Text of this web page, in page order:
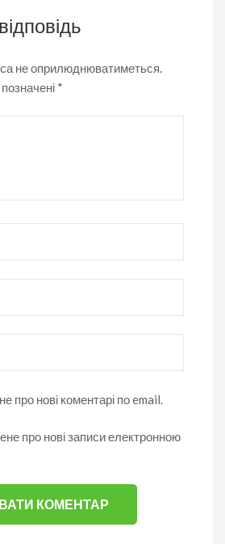
не оприлюднюватиметься.
*
про нові коментарі по email.
про нові записи електронною